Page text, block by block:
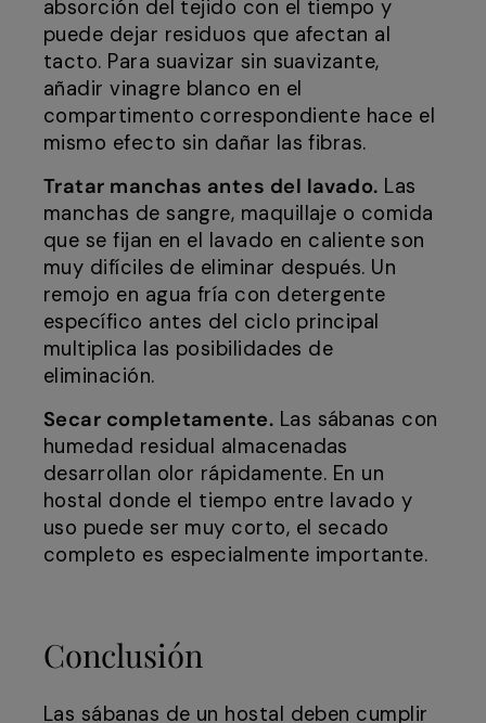
absorción del tejido con el tiempo y
puede dejar residuos que afectan al
tacto. Para suavizar sin suavizante,
añadir vinagre blanco en el
compartimento correspondiente hace el
mismo efecto sin dañar las fibras.
Tratar manchas antes del lavado. Las
manchas de sangre, maquillaje o comida
que se fijan en el lavado en caliente son
muy difíciles de eliminar después. Un
remojo en agua fría con detergente
específico antes del ciclo principal
multiplica las posibilidades de
eliminación.
Secar completamente. Las sábanas con
humedad residual almacenadas
desarrollan olor rápidamente. En un
hostal donde el tiempo entre lavado y
uso puede ser muy corto, el secado
completo es especialmente importante.
Conclusión
Las sábanas de un hostal deben cumplir